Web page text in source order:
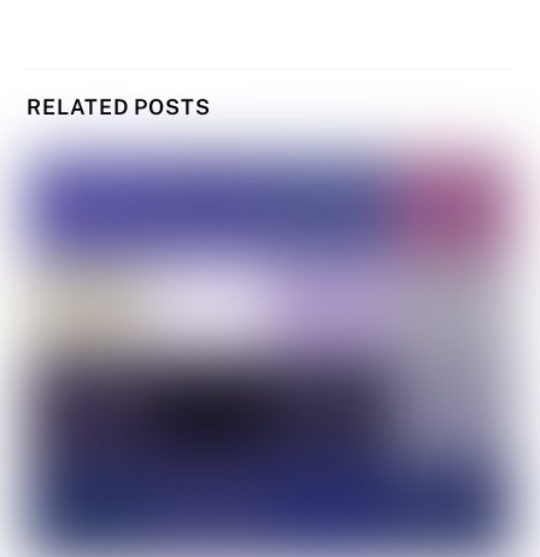
RELATED POSTS